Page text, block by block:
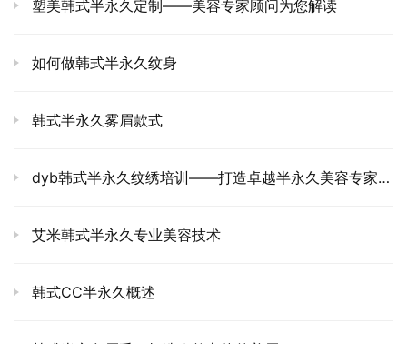
塑美韩式半永久定制——美容专家顾问为您解读
如何做韩式半永久纹身
韩式半永久雾眉款式
dyb韩式半永久纹绣培训——打造卓越半永久美容专家顾问
艾米韩式半永久专业美容技术
韩式CC半永久概述